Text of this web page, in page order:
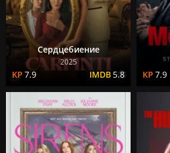
Сердцебиение
2025
7.9 5.8 7.9